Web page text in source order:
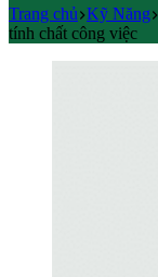
Trang chủ Kỹ Năng
tính chất công việc